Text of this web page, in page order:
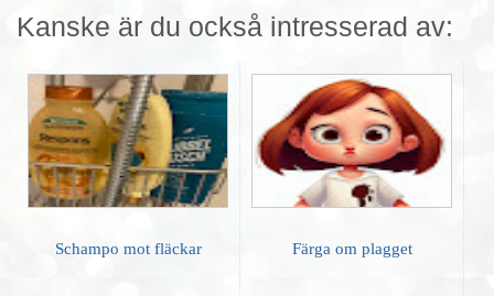
Kanske är du också intresserad av:
Schampo mot fläckar Färga om plagget